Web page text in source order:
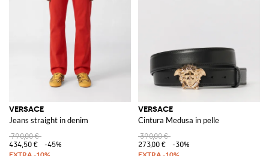
più casual. I tacchi Versace
con modelli che spaziano dal classico al moderno, sempre impreziositi da
dettagli unici che li rendono inconfondibili.
Scoprite la collezione Versace su GIGLIO.COM e lasciatevi ispirare dalla
vasta selezione di articoli di lusso disponibili nel nostro store online.
VERSACE
VERSACE
Jeans straight in denim
790,00 €
434,50 €
-45%
VERSACE
Cintura Medusa in pelle
390,00 €
273,00 €
-30%